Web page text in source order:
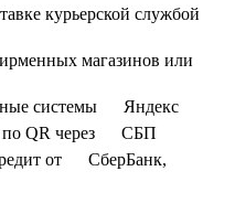
курьерской службой
магазинов или
системы
Яндекс
QR через
СБП
от
СберБанк,